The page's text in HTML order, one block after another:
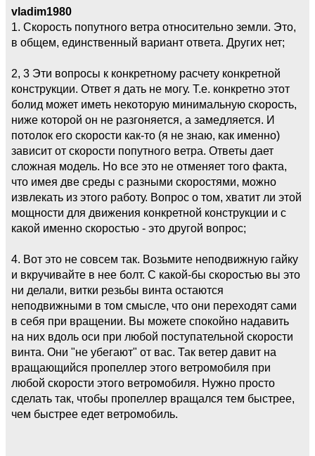
vladim1980
1. Скорость попутного ветра относительно земли. Это,
в общем, единственный вариант ответа. Других нет;
2, 3 Эти вопросы к конкретному расчету конкретной
конструкции. Ответ я дать не могу. Т.е. конкретно этот
болид может иметь некоторую минимальную скорость,
ниже которой он не разгоняется, а замедляется. И
потолок его скорости как-то (я не знаю, как именно)
зависит от скорости попутного ветра. Ответы дает
сложная модель. Но все это не отменяет того факта,
что имея две среды с разными скоростями, можно
извлекать из этого работу. Вопрос о том, хватит ли этой
мощности для движения конкретной конструкции и с
какой именно скоростью - это другой вопрос;
4. Вот это не совсем так. Возьмите неподвижную гайку
и вкручивайте в нее болт. С какой-бы скоростью вы это
ни делали, витки резьбы винта остаются
неподвижными в том смысле, что они переходят сами
в себя при вращении. Вы можете спокойно надавить
на них вдоль оси при любой поступательной скорости
винта. Они "не убегают" от вас. Так ветер давит на
вращающийся пропеллер этого ветромобиля при
любой скорости этого ветромобиля. Нужно просто
сделать так, чтобы пропеллер вращался тем быстрее,
чем быстрее едет ветромобиль.